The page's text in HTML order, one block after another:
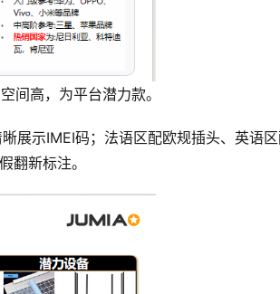
高，为平台潜力款。
展示IMEI码；法语区配欧规插头、英语
翻新标注。